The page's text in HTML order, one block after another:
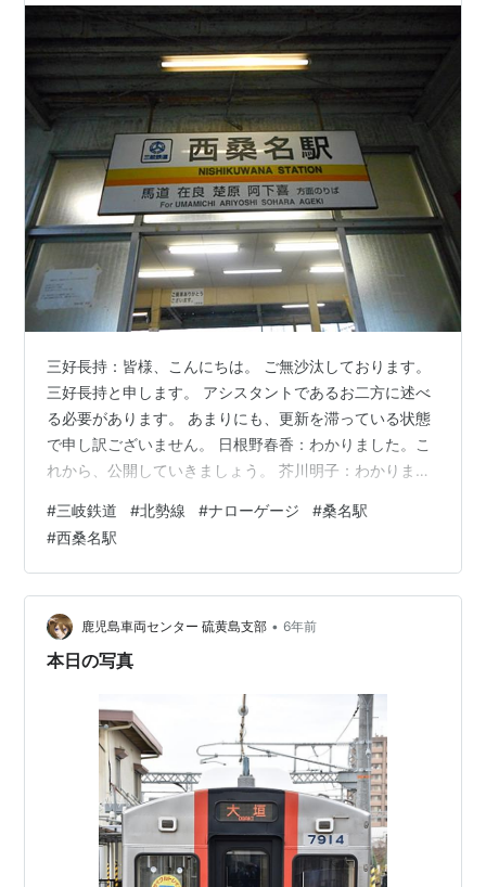
三好長持：皆様、こんにちは。 ご無沙汰しております。
三好長持と申します。 アシスタントであるお二方に述べ
る必要があります。 あまりにも、更新を滞っている状態
で申し訳ございません。 日根野春香：わかりました。こ
れから、公開していきましょう。 芥川明子：わかりまし
わ。 三岐鉄道に桑名の名所の分が見られますわね。では
始めましょうね。 芥川明子：西桑名駅は桑名駅の東側に
あります。 桑名駅で自由通路を設置している今も、同じ
名前で同じ位置にありますわ。 日根野春香：訪問してい
る当時は近鉄とJRに養老鉄道の改札は共用でした （追記
です）。
#三岐鉄道 #北勢線 #ナローゲージ #桑名駅
#西桑名駅
鹿児島車両センター 硫黄島支部 • 6年前
本日の写真